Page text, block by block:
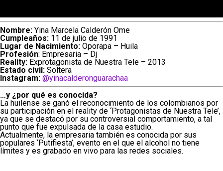
únicamente durante su relación con Castro. Sin
sobrellevar el problema.
Lee también: “Mi barriga quedó así, tengo
tres semanas después de dar a luz
Finalmente,Westcolcontó que ha buscado
posibilidad de someterse a una circuncisión.
decisión por algo en concreto.
“Esa operación es muy
me pondrían unos puntos
Nombre: Yina Marcela Calderón Ome
Cumpleaños: 11 de julio de 1991
Lugar de Nacimiento: Oporapa – Huila
Profesión: Empresaria – Dj
Reality: Exprotagonista de Nuestra Tele – 2013
Estado civil: Soltera
Instagram: @yinacalderonguarachaa
…y ¿por qué es conocida?
La huilense se ganó el reconocimiento de los colombianos por
su participación en el reality de ‘Protagonistas de Nuestra Tele’,
ya que se destacó por su controversial comportamiento, a tal
punto que fue expulsada de la casa estudio.
Actualmente, la empresaria también es conocida por sus
populares ‘Putifiesta’, evento en el que el alcohol no tiene
límites y es grabado en vivo para las redes sociales.